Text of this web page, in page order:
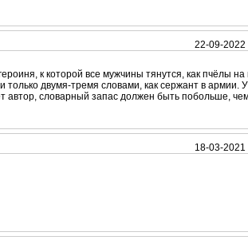
22-09-2022
к которой все мужчины тянутся, как пчёлы на
только двумя-тремя словами, как сержант в армии.
автор, словарный запас должен быть побольше,
18-03-2021